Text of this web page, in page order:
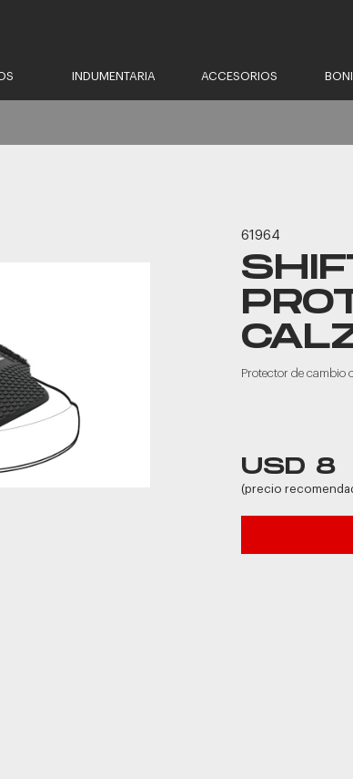
INDUMENTARIA ACCESORIOS
61964
Protector de cambio
USD 8
(precio